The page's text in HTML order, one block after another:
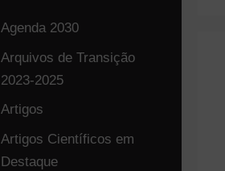
Agenda 2030
Arquivos de Transição
2023-2025
Artigos
Artigos Científicos em
Destaque